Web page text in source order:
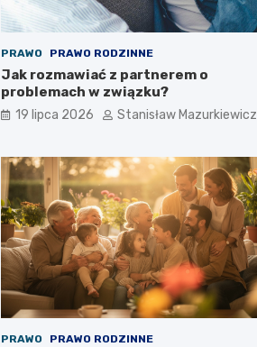
PRAWO PRAWO RODZINNE
Jak rozmawiać z partnerem o
problemach w związku?
19 lipca 2026 Stanisław Mazurkiewicz
PRAWO PRAWO RODZINNE